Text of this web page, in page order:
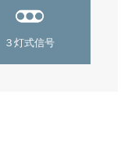
３灯式信号